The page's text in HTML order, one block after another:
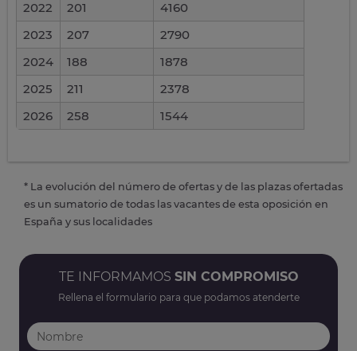
2022 201
4160
2023
207
2790
2024
188
1878
2025
211
2378
2026
258 1544
* La evolución del número de ofertas y de las plazas ofertadas
es un sumatorio de todas las vacantes de esta oposición en
España y sus localidades
TE INFORMAMOS SIN COMPROMISO
Rellena el formulario para que podamos atenderte